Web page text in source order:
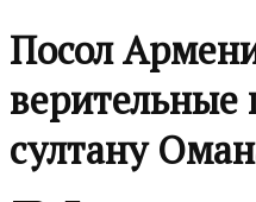
Посол
верительные
султану